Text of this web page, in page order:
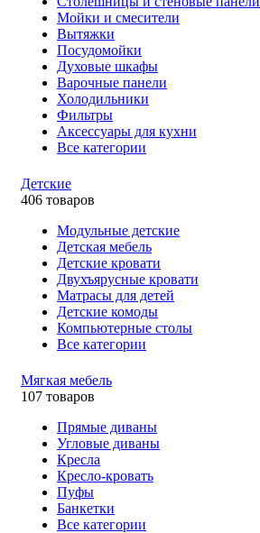
Мойки и смесители
Вытяжки
Посудомойки
Духовые шкафы
Варочные панели
Холодильники
Фильтры
Аксессуары для кухни
Все категории
Детские
406 товаров
Модульные детские
Детская мебель
Детские кровати
Двухъярусные кровати
Матрасы для детей
Детские комоды
Компьютерные столы
Все категории
Мягкая мебель
107 товаров
Прямые диваны
Угловые диваны
Кресла
Кресло-кровать
Пуфы
Банкетки
Все категории